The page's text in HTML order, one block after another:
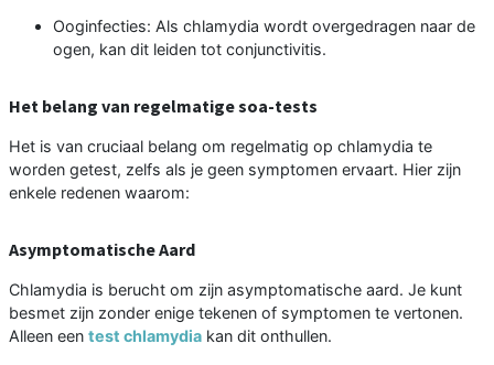
Ooginfecties: Als chlamydia wordt overgedragen naar de
ogen, kan dit leiden tot conjunctivitis.
Het belang van regelmatige soa-tests
Het is van cruciaal belang om regelmatig op chlamydia te
worden getest, zelfs als je geen symptomen ervaart. Hier zijn
enkele redenen waarom:
Asymptomatische Aard
Chlamydia is berucht om zijn asymptomatische aard. Je kunt
besmet zijn zonder enige tekenen of symptomen te vertonen.
Alleen een test chlamydia kan dit onthullen.